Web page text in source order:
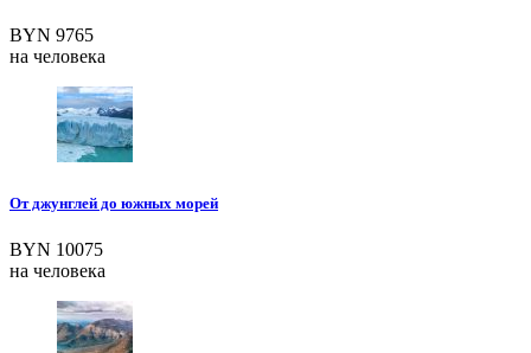
BYN 9765
на человека
От джунглей до южных морей
BYN 10075
на человека